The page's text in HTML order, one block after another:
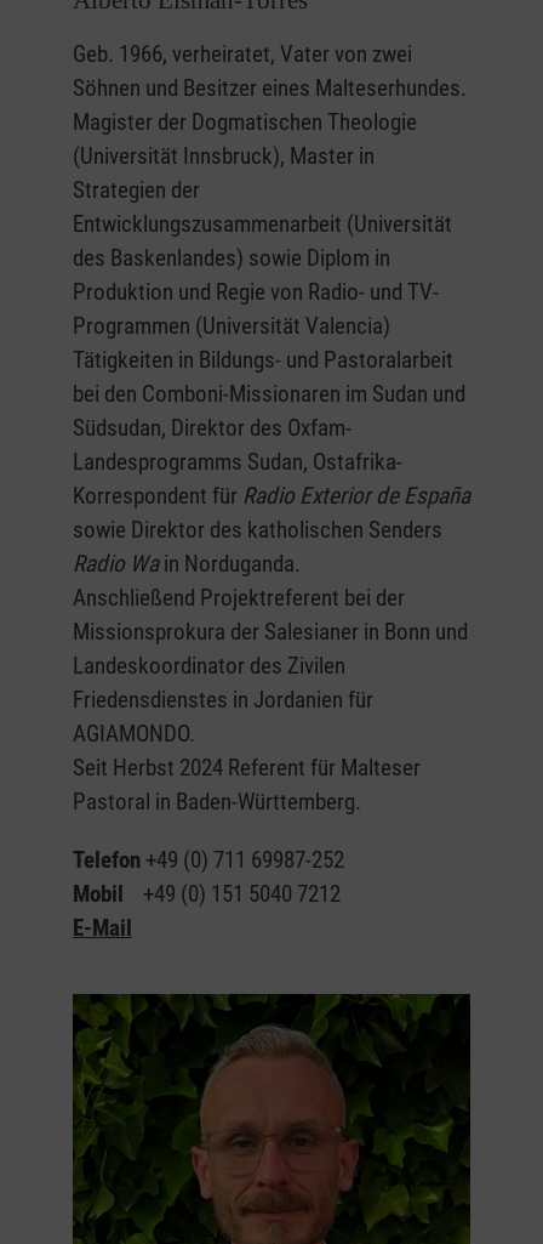
Geb. 1966, verheiratet, Vater von zwei
Söhnen und Besitzer eines Malteserhundes.
Magister der Dogmatischen Theologie
(Universität Innsbruck), Master in
Strategien der
Entwicklungszusammenarbeit (Universität
des Baskenlandes) sowie Diplom in
Produktion und Regie von Radio- und TV-
Programmen (Universität Valencia)
Tätigkeiten in Bildungs- und Pastoralarbeit
bei den Comboni-Missionaren im Sudan und
Südsudan, Direktor des Oxfam-
Landesprogramms Sudan, Ostafrika-
Korrespondent für Radio Exterior de España
sowie Direktor des katholischen Senders
Radio Wain Norduganda.
Anschließend Projektreferent bei der
Missionsprokura der Salesianer in Bonn und
Landeskoordinator des Zivilen
Friedensdienstes in Jordanien für
AGIAMONDO.
Seit Herbst 2024 Referent für Malteser
Pastoral in Baden-Württemberg.
Telefon +49 (0) 711 69987-252
Mobil +49 (0) 151 5040 7212
E-Mail